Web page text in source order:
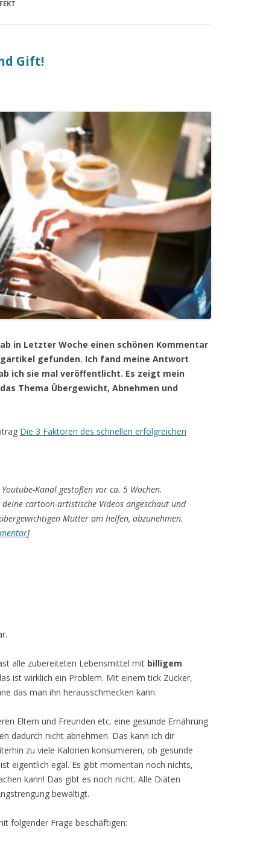
Gift!
in Letzter Woche einen schönen Kommentar
gefunden. Ich fand meine Antwort
ich sie mal veröffentlicht. Es zeigt mein
Thema Übergewicht, Abnehmen und
Die 3 Faktoren des schnellen erfolgreichen
Kanal gestoßen vor ca. 5 Wochen.
cartoon-artistische Videos angeschaut und
Mutter am helfen, abzunehmen.
]
alle zubereiteten Lebensmittel mit billigem
ist wirklich ein Problem. Mit einem tick Zucker,
das man ihn herausschmecken kann.
Eltern und Freunden etc. eine gesunde Ernährung
dadurch nicht abnehmen. Das kann ich dir
zu viele Kalorien konsumieren, ob gesunde
eigentlich egal. Es gibt momentan noch nichts,
kann! Das gibt es noch nicht. Alle Diäten
bewältigt.
folgender Frage beschäftigen: